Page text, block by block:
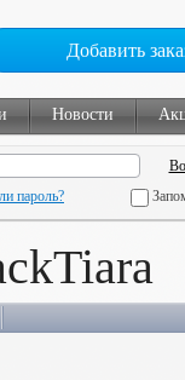
Добавить
Новости
пароль?